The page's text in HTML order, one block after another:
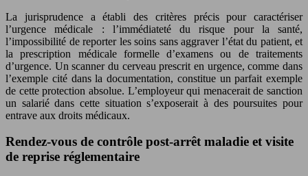
La jurisprudence a établi des critères précis pour caractériser
l’urgence médicale : l’immédiateté du risque pour la santé,
l’impossibilité de reporter les soins sans aggraver l’état du patient, et
la prescription médicale formelle d’examens ou de traitements
d’urgence. Un scanner du cerveau prescrit en urgence, comme dans
l’exemple cité dans la documentation, constitue un parfait exemple
de cette protection absolue. L’employeur qui menacerait de sanction
un salarié dans cette situation s’exposerait à des poursuites pour
entrave aux droits médicaux.
Rendez-vous de contrôle post-arrêt maladie et visite
de reprise réglementaire